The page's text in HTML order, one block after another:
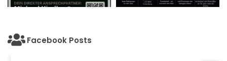
Facebook Posts